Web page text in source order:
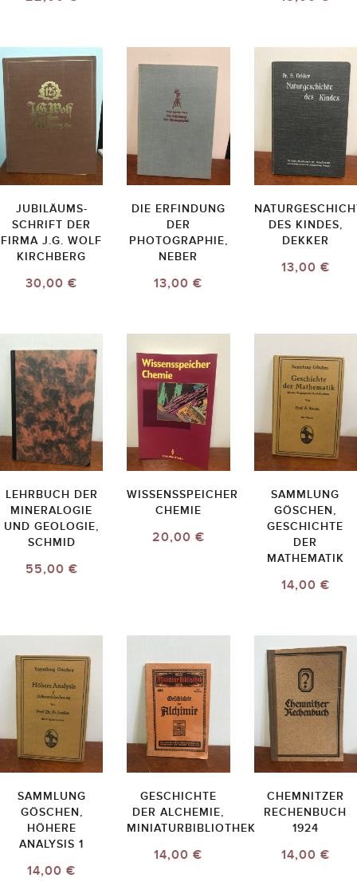
JUBILÄUMS-
SCHRIFT DER
FIRMA J.G. WOLF
KIRCHBERG
30,00 €
DIE ERFINDUNG
DER
PHOTOGRAPHIE,
NEBER
13,00 €
DES KINDES,
DEKKER
13,00 €
LEHRBUCH DER
MINERALOGIE
UND GEOLOGIE,
SCHMID
55,00 €
WISSENSSPEICHER
CHEMIE
20,00 €
SAMMLUNG
GÖSCHEN,
GESCHICHTE
DER
MATHEMATIK
14,00 €
SAMMLUNG
GÖSCHEN,
HÖHERE
ANALYSIS 1
14,00 €
GESCHICHTE
DER ALCHEMIE,
MINIATURBIBLIOTHEK
14,00 €
CHEMNITZER
RECHENBUCH
1924
14,00 €